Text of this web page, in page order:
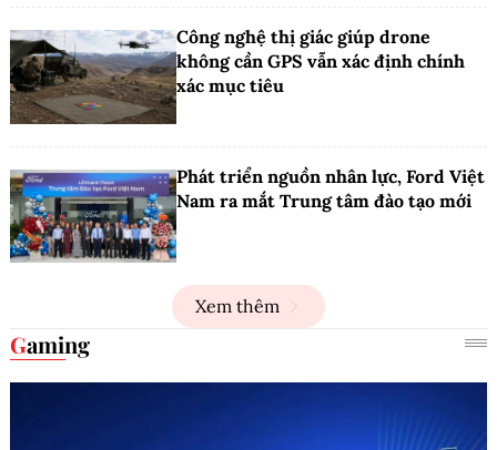
Công nghệ thị giác giúp drone
không cần GPS vẫn xác định chính
xác mục tiêu
Phát triển nguồn nhân lực, Ford Việt
Nam ra mắt Trung tâm đào tạo mới
Xem thêm
Gaming